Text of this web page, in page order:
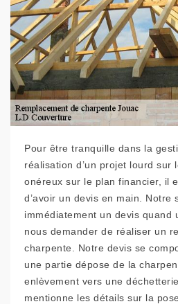
Pour être tranquille dans la
réalisation d’un projet lourd sur
onéreux sur le plan financier, il
d’avoir un devis en main. Notre
immédiatement un devis quand
nous demander de réaliser un
charpente. Notre devis se
une partie dépose de la
enlèvement vers une
mentionne les détails sur la